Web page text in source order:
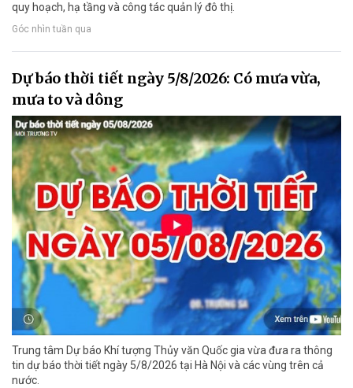
quy hoạch, hạ tầng và công tác quản lý đô thị.
Góc nhìn tuần qua
Dự báo thời tiết ngày 5/8/2026: Có mưa vừa,
mưa to và dông
Trung tâm Dự báo Khí tượng Thủy văn Quốc gia vừa đưa ra thông
tin dự báo thời tiết ngày 5/8/2026 tại Hà Nội và các vùng trên cả
nước.